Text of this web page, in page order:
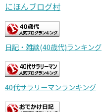
にほんブログ村
日記・雑談(40歳代)ランキング
40代サラリーマンランキング